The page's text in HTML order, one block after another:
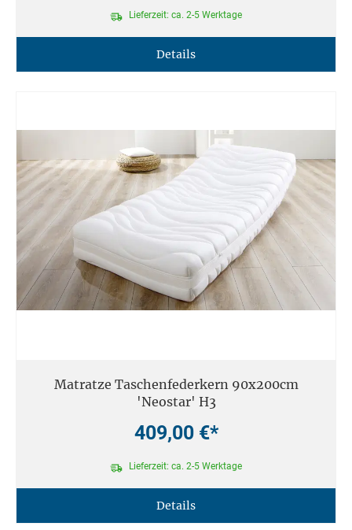
Lieferzeit: ca. 2-5 Werktage
Details
Matratze Taschenfederkern 90x200cm
'Neostar' H3
409,00 €*
Lieferzeit: ca. 2-5 Werktage
Details